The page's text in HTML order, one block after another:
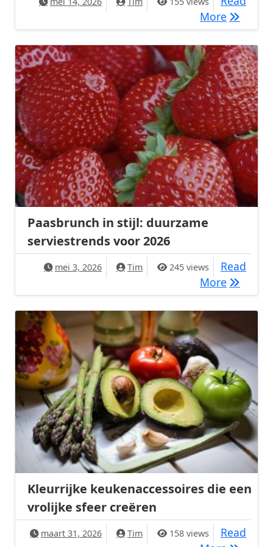
More
Paasbrunch in stijl: duurzame
serviestrends voor 2026
mei 3, 2026 Tim 245 views
Read
More
Kleurrijke keukenaccessoires die een
vrolijke sfeer creëren
maart 31, 2026 Tim 158 views
Read